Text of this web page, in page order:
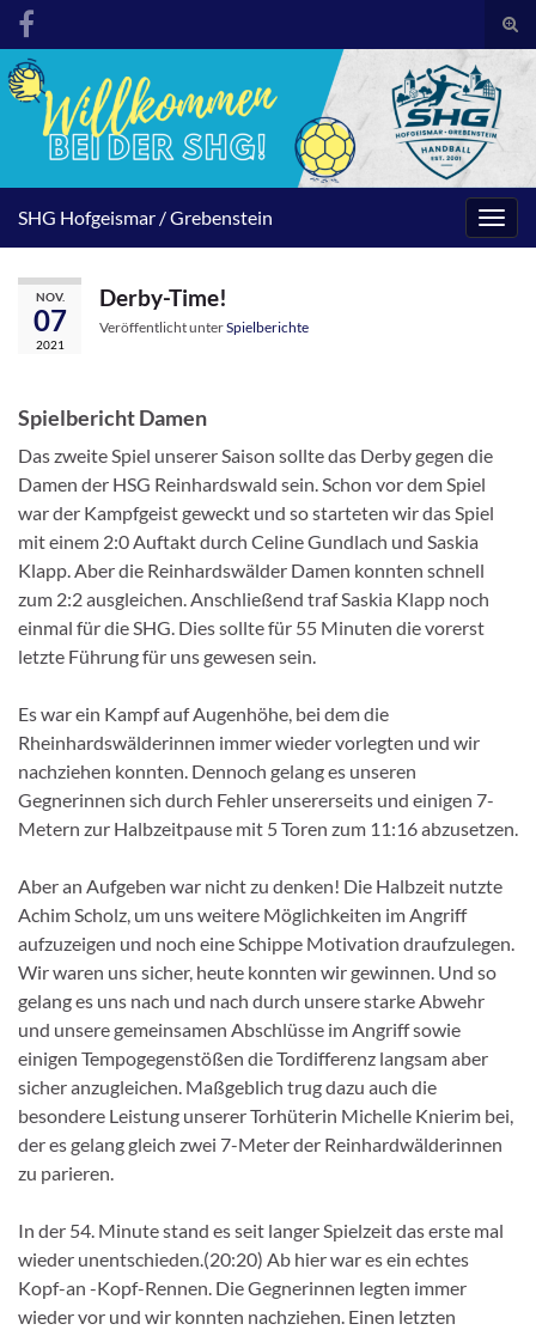
SHG Hofgeismar / Grebenstein
NOV.
07
2021
Derby-Time!
Veröffentlicht unterSpielberichte
Spielbericht Damen
Das zweite Spiel unserer Saison sollte das Derby gegen die
Damen der HSG Reinhardswald sein. Schon vor dem Spiel
war der Kampfgeist geweckt und so starteten wir das Spiel
mit einem 2:0 Auftakt durch Celine Gundlach und Saskia
Klapp. Aber die Reinhardswälder Damen konnten schnell
zum 2:2 ausgleichen. Anschließend traf Saskia Klapp noch
einmal für die SHG. Dies sollte für 55 Minuten die vorerst
letzte Führung für uns gewesen sein.
Es war ein Kampf auf Augenhöhe, bei dem die
Rheinhardswälderinnen immer wieder vorlegten und wir
nachziehen konnten. Dennoch gelang es unseren
Gegnerinnen sich durch Fehler unsererseits und einigen 7-
Metern zur Halbzeitpause mit 5 Toren zum 11:16 abzusetzen.
Aber an Aufgeben war nicht zu denken! Die Halbzeit nutzte
Achim Scholz, um uns weitere Möglichkeiten im Angriff
aufzuzeigen und noch eine Schippe Motivation draufzulegen.
Wir waren uns sicher, heute konnten wir gewinnen. Und so
gelang es uns nach und nach durch unsere starke Abwehr
und unsere gemeinsamen Abschlüsse im Angriff sowie
einigen Tempogegenstößen die Tordifferenz langsam aber
sicher anzugleichen. Maßgeblich trug dazu auch die
besondere Leistung unserer Torhüterin Michelle Knierim bei,
der es gelang gleich zwei 7-Meter der Reinhardwälderinnen
zu parieren.
In der 54. Minute stand es seit langer Spielzeit das erste mal
wieder unentschieden.(20:20) Ab hier war es ein echtes
Kopf-an -Kopf-Rennen. Die Gegnerinnen legten immer
wieder vor und wir konnten nachziehen. Einen letzten